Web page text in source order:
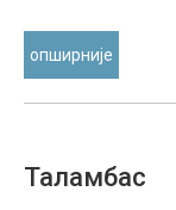
опширније
Таламбас